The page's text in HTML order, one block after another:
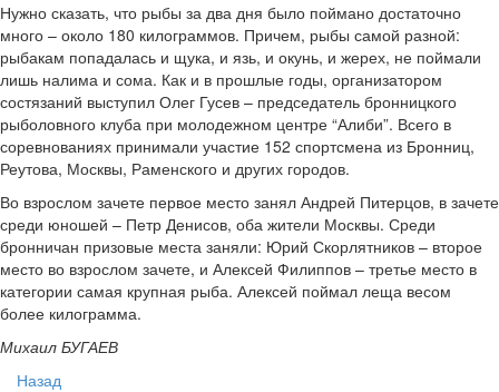
Нужно сказать, что рыбы за два дня было поймано достаточно
много – около 180 килограммов. Причем, рыбы самой разной:
рыбакам попадалась и щука, и язь, и окунь, и жерех, не поймали
лишь налима и сома. Как и в прошлые годы, организатором
состязаний выступил Олег Гусев – председатель бронницкого
рыболовного клуба при молодежном центре “Алиби”. Всего в
соревнованиях принимали участие 152 спортсмена из Бронниц,
Реутова, Москвы, Раменского и других городов.
Во взрослом зачете первое место занял Андрей Питерцов, в зачете
среди юношей – Петр Денисов, оба жители Москвы. Среди
бронничан призовые места заняли: Юрий Скорлятников – второе
место во взрослом зачете, и Алексей Филиппов – третье место в
категории самая крупная рыба. Алексей поймал леща весом
более килограмма.
Михаил БУГАЕВ
Назад